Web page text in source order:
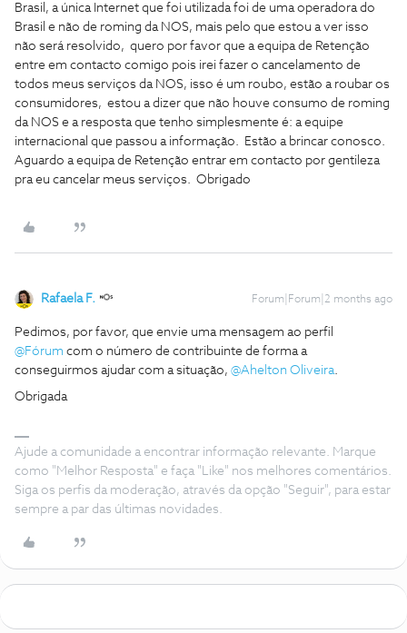
Brasil, a única Internet que foi utilizada foi de uma operadora do
Brasil e não de roming da NOS, mais pelo que estou a ver isso
não será resolvido, quero por favor que a equipa de Retenção
entre em contacto comigo pois irei fazer o cancelamento de
todos meus serviços da NOS, isso é um roubo, estão a roubar os
consumidores, estou a dizer que não houve consumo de roming
da NOS e a resposta que tenho simplesmente é: a equipe
internacional que passou a informação. Estão a brincar conosco.
Aguardo a equipa de Retenção entrar em contacto por gentileza
pra eu cancelar meus serviços. Obrigado
Rafaela F. Forum|Forum|2 months ago
Pedimos, por favor, que envie uma mensagem ao perfil ​
@Fórum com o número de contribuinte de forma a
conseguirmos ajudar com a situação, ​ @Ahelton Oliveira.
Obrigada
Ajude a comunidade a encontrar informação relevante. Marque
como "Melhor Resposta" e faça "Like" nos melhores comentários.
Siga os perfis da moderação, através da opção "Seguir", para estar
sempre a par das últimas novidades.